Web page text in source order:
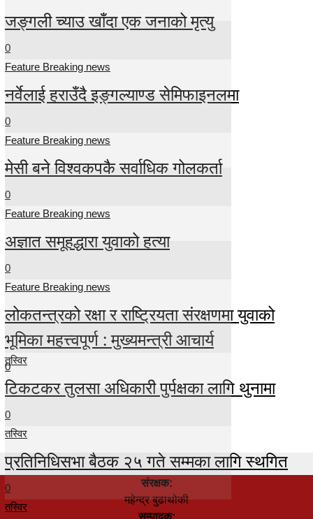
जङ्गली च्याउ खाँदा एक जनाको मृत्यु
0
Feature Breaking news
नर्वेलाई हराउँदै इङ्गल्याण्ड सेमिफाइनलमा
0
Feature Breaking news
मेसी बने विश्वकपकै सर्वाधिक गोलकर्ता
0
Feature Breaking news
अज्ञात समूहद्धारा युवाको हत्या
0
Feature Breaking news
लोकतन्त्रको रक्षा र राष्ट्रियता संरक्षणमा युवाको
भूमिका महत्त्वपूर्ण : मुख्यमन्त्री आचार्य
0
तस्विर
टिकटकर तुलसा अधिकारी पुर्पक्षका लागि थुनामा
0
तस्विर
प्रतिनिधिसभा बैठक २५ गते सम्मका लागि स्थगित
0
तस्विर
संरक्षक:
महेन्द्र बुढाथोकी
सम्पादक: